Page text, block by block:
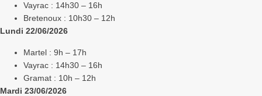
Vayrac : 14h30 – 16h
Bretenoux : 10h30 – 12h
Lundi 22/06/2026
Martel : 9h – 17h
Vayrac : 14h30 – 16h
Gramat : 10h – 12h
Mardi 23/06/2026